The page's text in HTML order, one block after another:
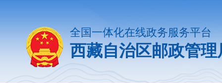
全国一体化在线政务服务平台
西藏自治区邮政管